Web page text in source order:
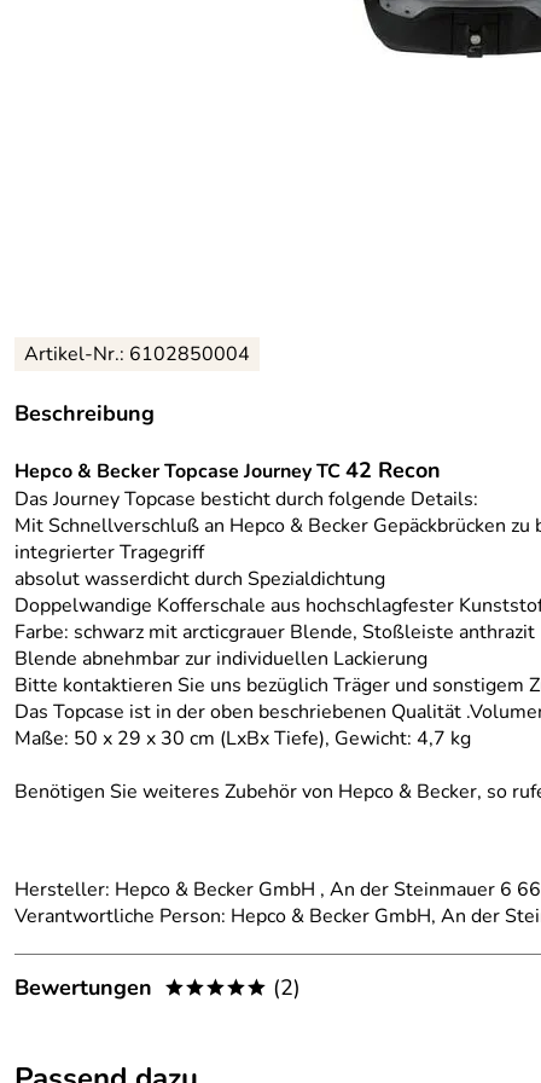
Artikel-Nr.: 6102850004
Beschreibung
Hepco & Becker Topcase Journey TC42 Recon
Das Journey Topcase besticht durch folgende Details:
Mit Schnellverschluß an Hepco & Becker Gepäckbrücken zu
integrierter Tragegriff
absolut wasserdicht durch Spezialdichtung
Doppelwandige Kofferschale aus hochschlagfester
Farbe: schwarz mit arcticgrauer Blende, Stoßleiste anthrazit
Blende abnehmbar zur individuellen Lackierung
Bitte kontaktieren Sie uns bezüglich Träger und sonstigem
Das Topcase ist in der oben beschriebenen Qualität
Maße: 50 x 29 x 30 cm (LxBx Tiefe), Gewicht: 4,7 kg
Benötigen Sie weiteres Zubehör von Hepco & Becker, so
Hersteller: Hepco & Becker GmbH , An der Steinmauer 6
Verantwortliche Person: Hepco & Becker GmbH, An der
Bewertungen ***** (2)